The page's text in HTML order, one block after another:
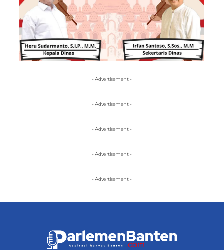
- Advertisement -
- Advertisement -
- Advertisement -
- Advertisement -
- Advertisement -